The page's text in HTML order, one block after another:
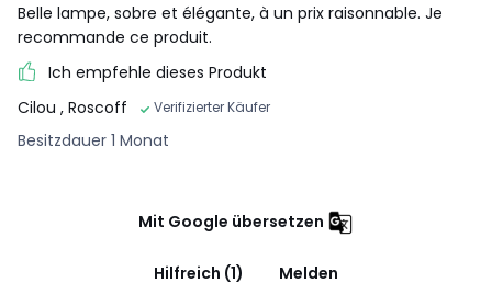
Belle lampe, sobre et élégante, à un prix raisonnable. Je
recommande ce produit.
Ich empfehle dieses Produkt
Cilou , Roscoff Verifizierter Käufer
Besitzdauer 1 Monat
Mit Google übersetzen
Hilfreich (1) Melden